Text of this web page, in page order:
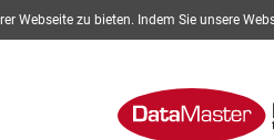
Webseite zu bieten. Indem Sie